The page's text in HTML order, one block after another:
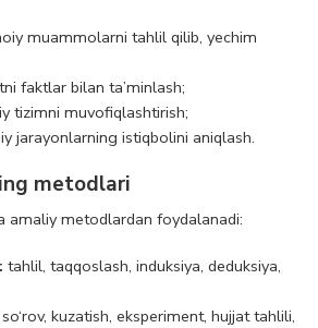
muammolarni tahlil qilib, yechim
faktlar bilan ta’minlash;
muvofiqlashtirish;
jarayonlarning istiqbolini aniqlash.
metodlari
amaliy metodlardan foydalanadi:
tahlil, taqqoslash, induksiya, deduksiya,
so‘rov, kuzatish, eksperiment, hujjat tahlili,